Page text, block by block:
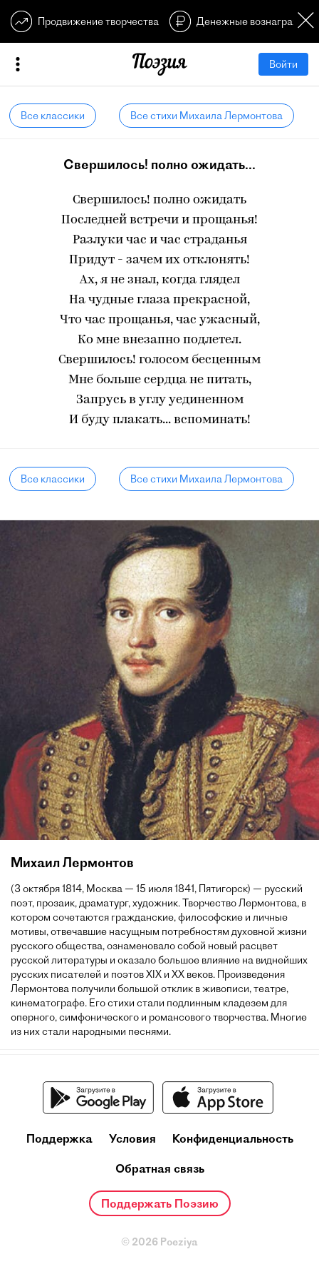
Продвижение творчества Денежные
Войти
Все классики Все стихи Михаила Лермонтова
Свершилось! полно ожидать...
Свершилось! полно ожидать
Последней встречи и прощанья!
Разлуки час и час страданья
Придут - зачем их отклонять!
Ах, я не знал, когда глядел
На чудные глаза прекрасной,
Что час прощанья, час ужасный,
Ко мне внезапно подлетел.
Свершилось! голосом бесценным
Мне больше сердца не питать,
Запрусь в углу уединенном
И буду плакать... вспоминать!
Все классики Все стихи Михаила Лермонтова
Михаил Лермонтов
(3 октября 1814, Москва — 15 июля 1841, Пятигорск) — русский
поэт, прозаик, драматург, художник. Творчество Лермонтова, в
котором сочетаются гражданские, философские и личные
мотивы, отвечавшие насущным потребностям духовной жизни
русского общества, ознаменовало собой новый расцвет
русской литературы и оказало большое влияние на виднейших
русских писателей и поэтов XIX и XX веков. Произведения
Лермонтова получили большой отклик в живописи, театре,
кинематографе. Его стихи стали подлинным кладезем для
оперного, симфонического и романсового творчества. Многие
из них стали народными песнями.
Поддержка Условия Конфиденциальность
Обратная связь
Поддержать Поэзию
© 2026 Poeziya